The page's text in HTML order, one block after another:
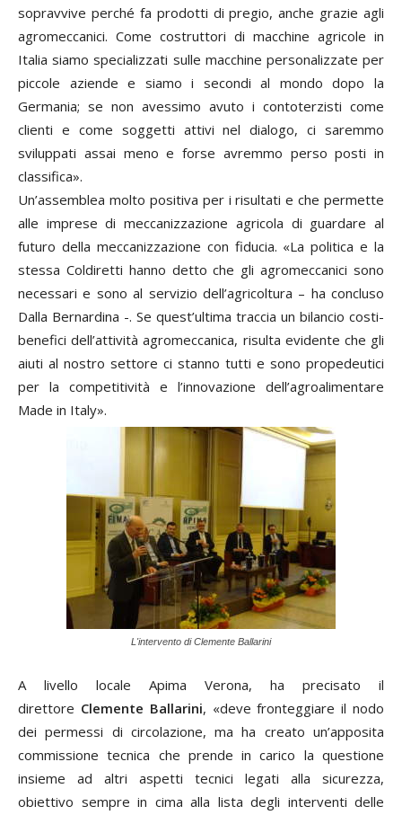
sopravvive perché fa prodotti di pregio, anche grazie agli
agromeccanici. Come costruttori di macchine agricole in
Italia siamo specializzati sulle macchine personalizzate per
piccole aziende e siamo i secondi al mondo dopo la
Germania; se non avessimo avuto i contoterzisti come
clienti e come soggetti attivi nel dialogo, ci saremmo
sviluppati assai meno e forse avremmo perso posti in
classifica».
Un’assemblea molto positiva per i risultati e che permette
alle imprese di meccanizzazione agricola di guardare al
futuro della meccanizzazione con fiducia. «La politica e la
stessa Coldiretti hanno detto che gli agromeccanici sono
necessari e sono al servizio dell’agricoltura – ha concluso
Dalla Bernardina -. Se quest’ultima traccia un bilancio costi-
benefici dell’attività agromeccanica, risulta evidente che gli
aiuti al nostro settore ci stanno tutti e sono propedeutici
per la competitività e l’innovazione dell’agroalimentare
Made in Italy».
L'intervento di Clemente Ballarini
A livello locale Apima Verona, ha precisato il
direttore Clemente Ballarini, «deve fronteggiare il nodo
dei permessi di circolazione, ma ha creato un’apposita
commissione tecnica che prende in carico la questione
insieme ad altri aspetti tecnici legati alla sicurezza,
obiettivo sempre in cima alla lista degli interventi delle